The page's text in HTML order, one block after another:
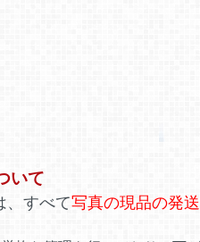
いて
、すべて写真の現品の発送